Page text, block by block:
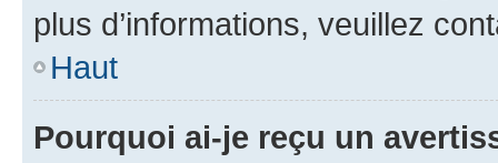
plus d’informations, veuillez
Haut
Pourquoi ai-je reçu un